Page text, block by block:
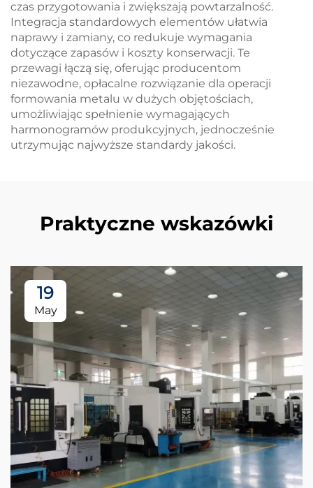
czas przygotowania i zwiększają powtarzalność.
Integracja standardowych elementów ułatwia
naprawy i zamiany, co redukuje wymagania
dotyczące zapasów i koszty konserwacji. Te
przewagi łączą się, oferując producentom
niezawodne, opłacalne rozwiązanie dla operacji
formowania metalu w dużych objętościach,
umożliwiając spełnienie wymagających
harmonogramów produkcyjnych, jednocześnie
utrzymując najwyższe standardy jakości.
Praktyczne wskazówki
19
May